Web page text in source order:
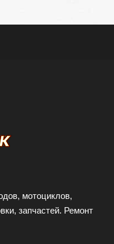
мотоциклов,
запчастей. Ремонт